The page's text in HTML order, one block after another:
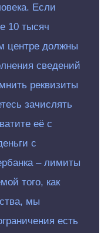
Если
10 тысяч
центре должны
сведений
реквизиты
зачислять
её с
с
– лимиты
того, как
мы
есть